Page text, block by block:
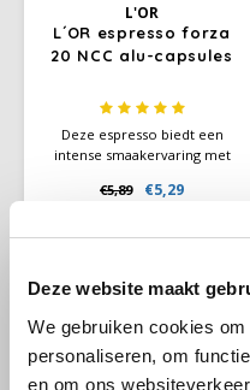
Deze website maakt
We gebruiken cookies
personaliseren, om
en om ons
Gima Caffé
illy
Joerges Gorilla
Segafredo
L'OR
L´OR espresso forza
20 NCC alu-capsules
Deze espresso biedt een
intense smaakervaring met
eikenhout en zoethout,
tinten die dansen op een
intensiteit van 9 is Forza ideaal
voor liefhebbers van een
sterke en volle espress
€5,89 €5,29